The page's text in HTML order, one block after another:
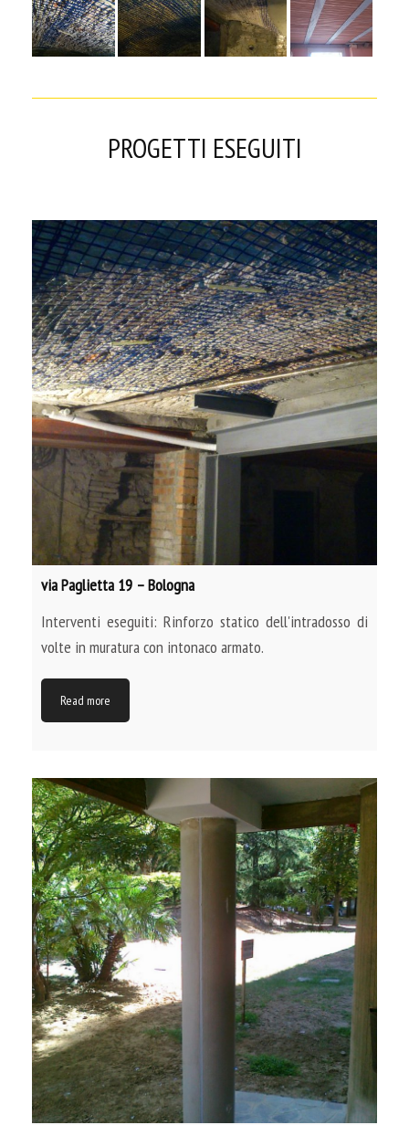
PROGETTI ESEGUITI
via Paglietta 19 – Bologna
Interventi eseguiti: Rinforzo statico dell'intradosso di
volte in muratura con intonaco armato.
Read more